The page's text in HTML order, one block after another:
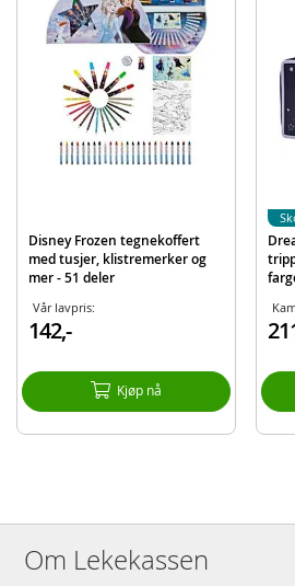
Og mer!
Mål lukket: 19 x 12 x 7 cm
Materiale: polyester
Produktdetaljer
Merke Disney
Disney Frozen tegnekoffert
med tusjer, klistremerker og
mer - 51 deler
Vår lavpris:
142,-
Kjøp nå
Om Lekekassen